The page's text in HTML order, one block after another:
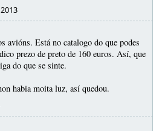
avións. Está no catalogo do que podes
prezo de preto de 160 euros. Así, que
do que se sinte.
habia moita luz, así quedou.